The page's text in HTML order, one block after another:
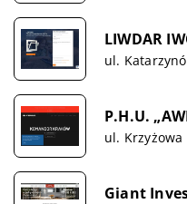
LIWDAR
ul.
P.H.U.
ul.
Giant